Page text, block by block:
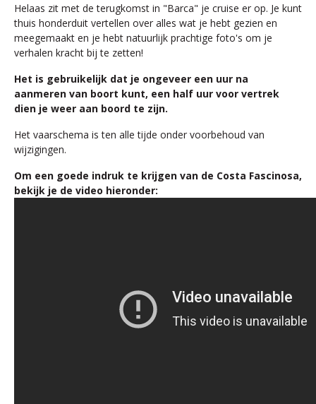
Helaas zit met de terugkomst in "Barca" je cruise er op. Je kunt
thuis honderduit vertellen over alles wat je hebt gezien en
meegemaakt en je hebt natuurlijk prachtige foto's om je
verhalen kracht bij te zetten!
Het is gebruikelijk dat je ongeveer een uur na
aanmeren van boort kunt, een half uur voor vertrek
dien je weer aan boord te zijn.
Het vaarschema is ten alle tijde onder voorbehoud van
wijzigingen.
Om een goede indruk te krijgen van de Costa Fascinosa,
bekijk je de video hieronder: